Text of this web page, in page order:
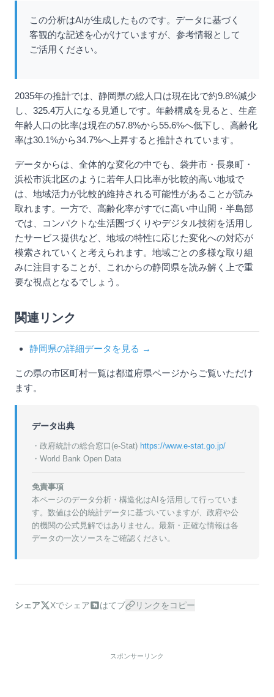
この分析はAIが生成したものです。データに基づく
客観的な記述を心がけていますが、参考情報として
ご活用ください。
2035年の推計では、静岡県の総人口は現在比で約9.8%減少
し、325.4万人になる見通しです。年齢構成を見ると、生産
年齢人口の比率は現在の57.8%から55.6%へ低下し、高齢化
率は30.1%から34.7%へ上昇すると推計されています。
データからは、全体的な変化の中でも、袋井市・長泉町・
浜松市浜北区のように若年人口比率が比較的高い地域で
は、地域活力が比較的維持される可能性があることが読み
取れます。一方で、高齢化率がすでに高い中山間・半島部
では、コンパクトな生活圏づくりやデジタル技術を活用し
たサービス提供など、地域の特性に応じた変化への対応が
模索されていくと考えられます。地域ごとの多様な取り組
みに注目することが、これからの静岡県を読み解く上で重
要な視点となるでしょう。
関連リンク
静岡県の詳細データを見る →
この県の市区町村一覧は都道府県ページからご覧いただけ
ます。
データ出典
・政府統計の総合窓口(e-Stat) https://www.e-stat.go.jp/
・World Bank Open Data
免責事項
本ページのデータ分析・構造化はAIを活用して行っていま
す。数値は公的統計データに基づいていますが、政府や公
的機関の公式見解ではありません。最新・正確な情報は各
データの一次ソースをご確認ください。
シェア Xでシェア はてブ リンクをコピー
スポンサーリンク